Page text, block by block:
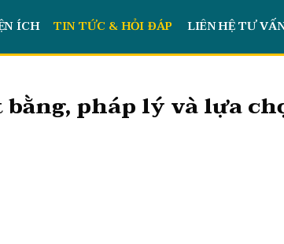
ÍCH TIN TỨC & HỎI ĐÁP LIÊN HỆ TƯ
pháp lý và lựa